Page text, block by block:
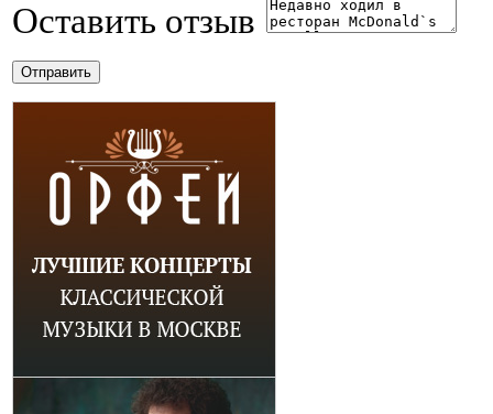
Оставить отзыв